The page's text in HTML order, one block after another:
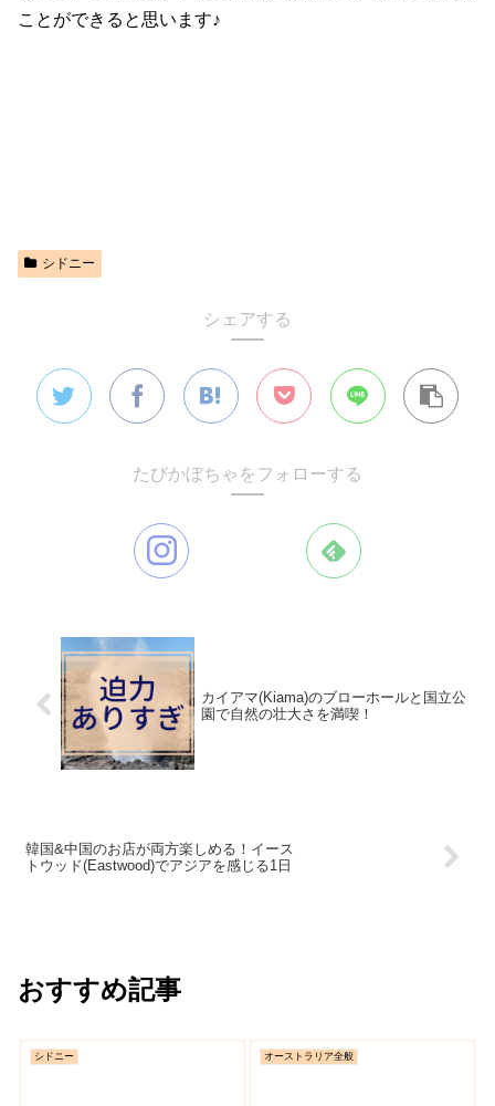
ことができると思います♪
シドニー
シェアする
たびかぼちゃをフォローする
カイアマ(Kiama)のブローホールと国立公
園で自然の壮大さを満喫！
韓国&中国のお店が両方楽しめる！イース
トウッド(Eastwood)でアジアを感じる1日
おすすめ記事
シドニー オーストラリア全般